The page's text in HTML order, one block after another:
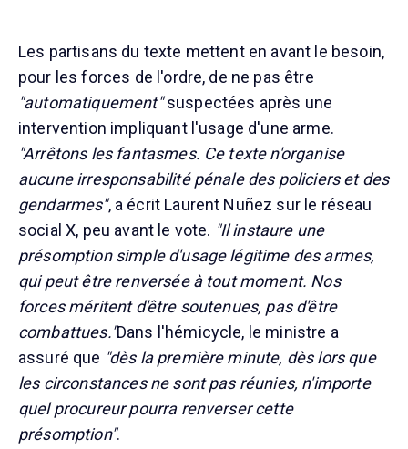
Les partisans du texte mettent en avant le besoin,
pour les forces de l'ordre, de ne pas être
"automatiquement"suspectées après une
intervention impliquant l'usage d'une arme.
"Arrêtons les fantasmes. Ce texte n'organise
aucune irresponsabilité pénale des policiers et des
gendarmes", a écrit Laurent Nuñez sur le réseau
social X, peu avant le vote. "Il instaure une
présomption simple d'usage légitime des armes,
qui peut être renversée à tout moment. Nos
forces méritent d'être soutenues, pas d'être
combattues."Dans l'hémicycle, le ministre a
assuré que "dès la première minute, dès lors que
les circonstances ne sont pas réunies, n'importe
quel procureur pourra renverser cette
présomption".